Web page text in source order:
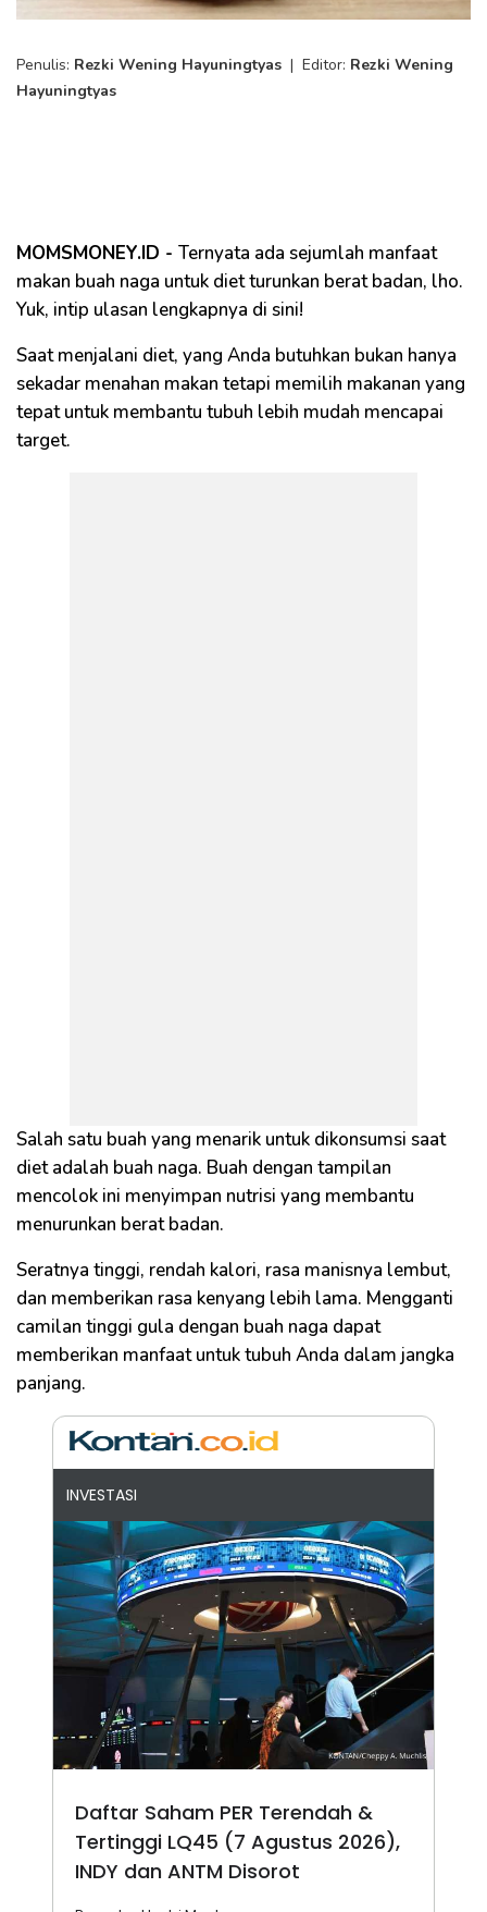
Penulis: Rezki Wening Hayuningtyas | Editor: Rezki Wening
Hayuningtyas
MOMSMONEY.ID - Ternyata ada sejumlah manfaat
makan buah naga untuk diet turunkan berat badan, lho.
Yuk, intip ulasan lengkapnya di sini!
Saat menjalani diet, yang Anda butuhkan bukan hanya
sekadar menahan makan tetapi memilih makanan yang
tepat untuk membantu tubuh lebih mudah mencapai
target.
Salah satu buah yang menarik untuk dikonsumsi saat
diet adalah buah naga. Buah dengan tampilan
mencolok ini menyimpan nutrisi yang membantu
menurunkan berat badan.
Seratnya tinggi, rendah kalori, rasa manisnya lembut,
dan memberikan rasa kenyang lebih lama. Mengganti
camilan tinggi gula dengan buah naga dapat
memberikan manfaat untuk tubuh Anda dalam jangka
panjang.
INVESTASI
Daftar Saham PER Terendah &
Tertinggi LQ45 (7 Agustus 2026),
INDY dan ANTM Disorot